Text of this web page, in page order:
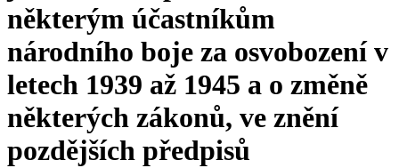
některým účastníkům
národního boje za osvobození v
letech 1939 až 1945 a o změně
některých zákonů, ve znění
pozdějších předpisů